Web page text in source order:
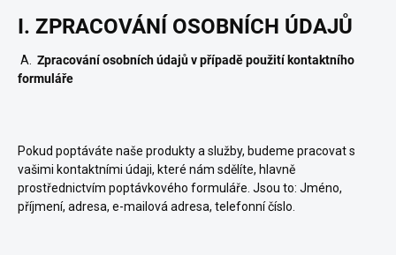
I. ZPRACOVÁNÍ OSOBNÍCH ÚDAJŮ
A. Zpracování osobních údajů v případě použití kontaktního
formuláře
Pokud poptáváte naše produkty a služby, budeme pracovat s
vašimi kontaktními údaji, které nám sdělíte, hlavně
prostřednictvím poptávkového formuláře. Jsou to: Jméno,
příjmení, adresa, e-mailová adresa, telefonní číslo.